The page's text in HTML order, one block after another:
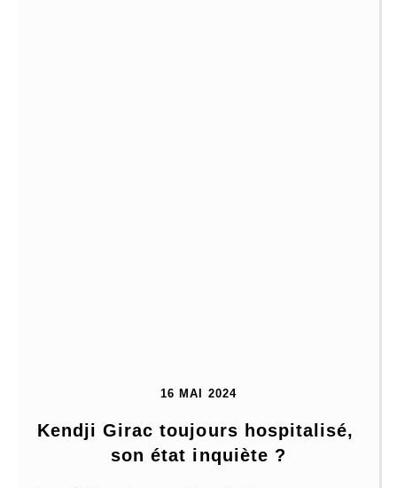
16 MAI 2024
Kendji Girac toujours hospitalisé,
son état inquiète ?